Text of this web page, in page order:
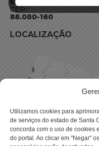
Utilizamos cookies para
de serviços do estado de Santa
concorda com o uso de cookies
do portal. Ao clicar em "Negar"
CEP:
88.080-160
LOCALIZAÇÃO